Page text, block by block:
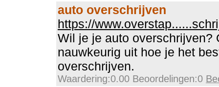
auto overschrijven
https://
Wil je je auto overschrijven?
nauwkeurig uit hoe je het
overschrijven.
Waardering:0.00 Beoordelingen:0